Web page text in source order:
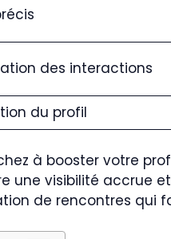
des interactions
du profil
à booster votre
une visibilité accrue
de rencontres qui